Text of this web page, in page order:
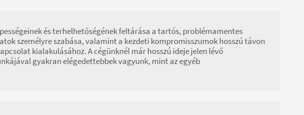
és terhelhetőségének feltárása a tartós, problémamentes
személyre szabása, valamint a kezdeti kompromisszumok hosszú távon
kialakulásához. A cégünknél már hosszú ideje jelen lévő
gyakran elégedettebbek vagyunk, mint az egyéb